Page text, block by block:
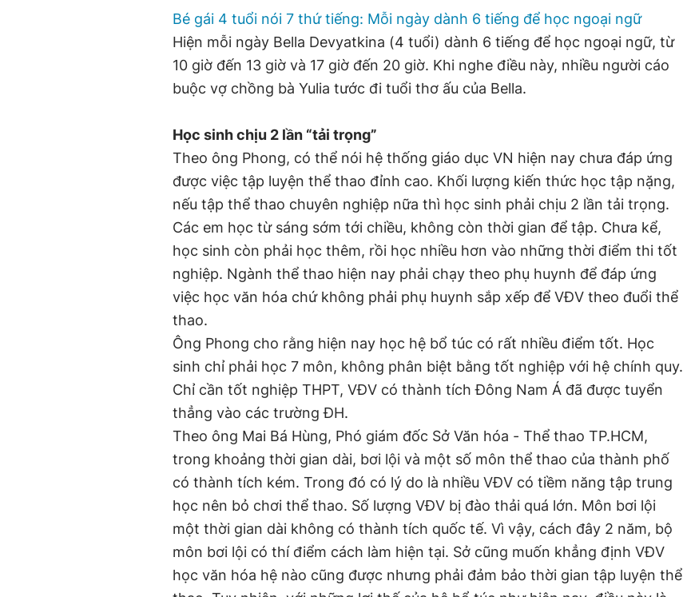
Bé gái 4 tuổi nói 7 thứ tiếng: Mỗi ngày dành 6 tiếng để học ngoại ngữ
Hiện mỗi ngày Bella Devyatkina (4 tuổi) dành 6 tiếng để học ngoại ngữ, từ
10 giờ đến 13 giờ và 17 giờ đến 20 giờ. Khi nghe điều này, nhiều người cáo
buộc vợ chồng bà Yulia tước đi tuổi thơ ấu của Bella.
Học sinh chịu 2 lần “tải trọng”
Theo ông Phong, có thể nói hệ thống giáo dục VN hiện nay chưa đáp ứng
được việc tập luyện thể thao đỉnh cao. Khối lượng kiến thức học tập nặng,
nếu tập thể thao chuyên nghiệp nữa thì học sinh phải chịu 2 lần tải trọng.
Các em học từ sáng sớm tới chiều, không còn thời gian để tập. Chưa kể,
học sinh còn phải học thêm, rồi học nhiều hơn vào những thời điểm thi tốt
nghiệp. Ngành thể thao hiện nay phải chạy theo phụ huynh để đáp ứng
việc học văn hóa chứ không phải phụ huynh sắp xếp để VĐV theo đuổi thể
thao.
Ông Phong cho rằng hiện nay học hệ bổ túc có rất nhiều điểm tốt. Học
sinh chỉ phải học 7 môn, không phân biệt bằng tốt nghiệp với hệ chính quy.
Chỉ cần tốt nghiệp THPT, VĐV có thành tích Đông Nam Á đã được tuyển
thẳng vào các trường ĐH.
Theo ông Mai Bá Hùng, Phó giám đốc Sở Văn hóa - Thể thao TP.HCM,
trong khoảng thời gian dài, bơi lội và một số môn thể thao của thành phố
có thành tích kém. Trong đó có lý do là nhiều VĐV có tiềm năng tập trung
học nên bỏ chơi thể thao. Số lượng VĐV bị đào thải quá lớn. Môn bơi lội
một thời gian dài không có thành tích quốc tế. Vì vậy, cách đây 2 năm, bộ
môn bơi lội có thí điểm cách làm hiện tại. Sở cũng muốn khẳng định VĐV
học văn hóa hệ nào cũng được nhưng phải đảm bảo thời gian tập luyện thể